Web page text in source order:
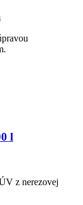
l
z nerezovej